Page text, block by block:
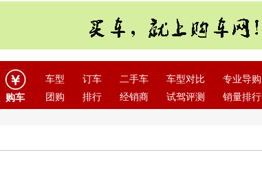
购车
车型 订车 二手车 车型对比
专业导购
团购
排行 经销商 试驾评测 销量排行